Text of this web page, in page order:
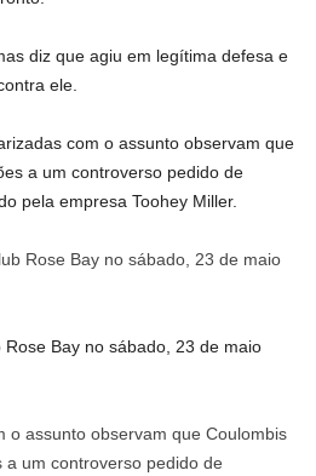
diz que agiu em legítima defesa e
ele.
com o assunto observam que
a um controverso pedido de
pela empresa Toohey Miller.
Bay no sábado, 23 de maio